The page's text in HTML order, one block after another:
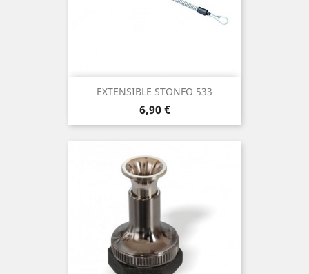
EXTENSIBLE STONFO 533
Precio
6,90 €